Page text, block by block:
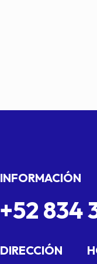
INFORMACIÓN
+52 834
DIRECCIÓN